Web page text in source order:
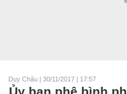
Duy Châu | 30/11/2017 | 17:57